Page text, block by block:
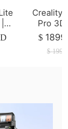
Creality
Pro 3D
$
$